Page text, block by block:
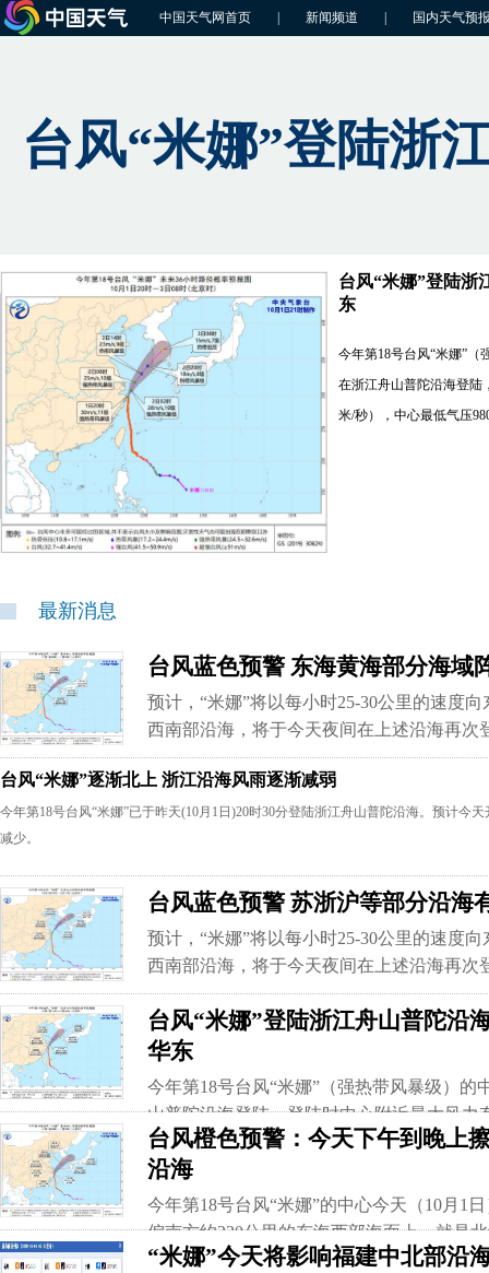
中国天气网首页 新闻频道 国内天气预
台风“米娜”登陆浙
台风“米娜”登陆浙
东
今年第18号台风“米娜”（
在浙江舟山普陀沿海登陆
米/秒），中心最低气压
最新消息
台风蓝色预警 东海黄海部分海域
预计，“米娜”将以每小时25-30公里的速度
西南部沿海，将于今天夜间在上述沿海再次
台风“米娜”逐渐北上 浙江沿海风雨逐渐减弱
今年第18号台风“米娜”已于昨天(10月1日)20时30分登陆浙江舟山普陀沿海。预计今
减少。
台风蓝色预警 苏浙沪等部分沿海
预计，“米娜”将以每小时25-30公里的速度
西南部沿海，将于今天夜间在上述沿海再次
台风“米娜”登陆浙江舟山普陀沿
华东
今年第18号台风“米娜”（强热带风暴级）的
山普陀沿海登陆，登陆时中心附近最大风力
气压980百帕。
台风橙色预警：今天下午到晚上
沿海
今年第18号台风“米娜”的中心今天（10月1
偏南方约230公里的东海西部海面上，就是
附近最大风力有13级（38米/秒），中心最
“米娜”今天将影响福建中北部沿